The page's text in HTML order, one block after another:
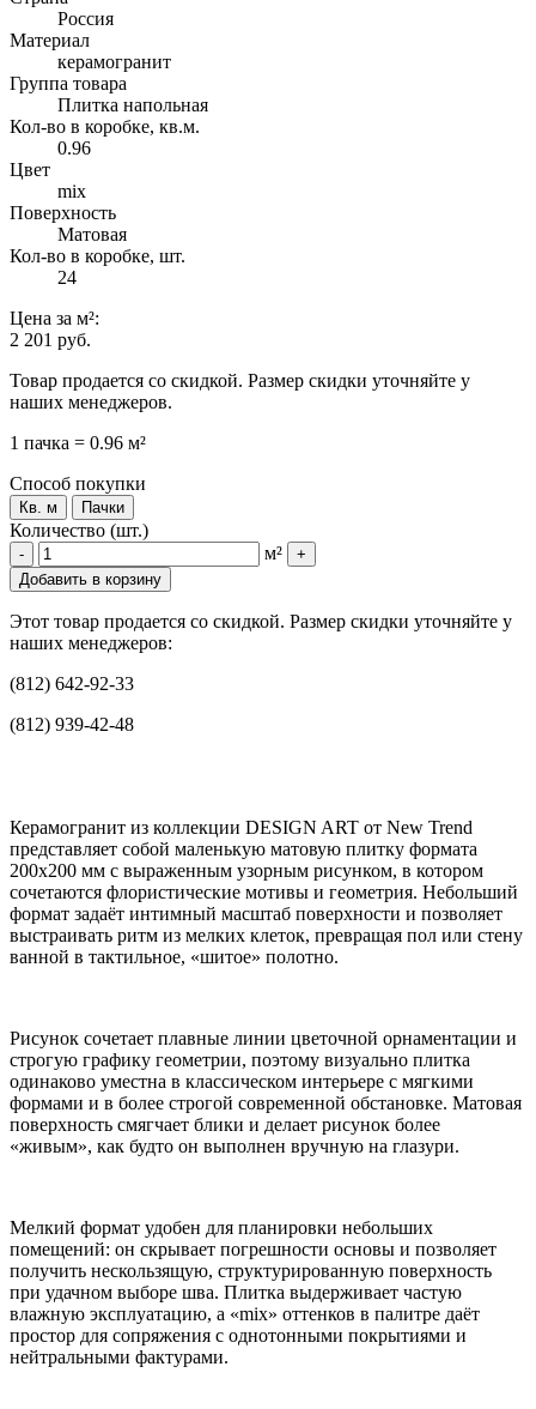
Россия
Материал
керамогранит
Группа товара
Плитка напольная
Кол-во в коробке, кв.м.
0.96
Цвет
mix
Поверхность
Матовая
Кол-во в коробке, шт.
24
Цена за м²:
2 201 руб.
Товар продается со скидкой. Размер скидки уточняйте у
наших менеджеров.
1 пачка = 0.96 м²
Способ покупки
Кв. м Пачки
Количество (шт.)
- м²
+
Добавить в корзину
Этот товар продается со скидкой. Размер скидки уточняйте у
наших менеджеров:
(812) 642-92-33
(812) 939-42-48
Керамогранит из коллекции DESIGN ART от New Trend
представляет собой маленькую матовую плитку формата
200x200 мм с выраженным узорным рисунком, в котором
сочетаются флористические мотивы и геометрия. Небольший
формат задаёт интимный масштаб поверхности и позволяет
выстраивать ритм из мелких клеток, превращая пол или стену
ванной в тактильное, «шитое» полотно.
Рисунок сочетает плавные линии цветочной орнаментации и
строгую графику геометрии, поэтому визуально плитка
одинаково уместна в классическом интерьере с мягкими
формами и в более строгой современной обстановке. Матовая
поверхность смягчает блики и делает рисунок более
«живым», как будто он выполнен вручную на глазури.
Мелкий формат удобен для планировки небольших
помещений: он скрывает погрешности основы и позволяет
получить нескользящую, структурированную поверхность
при удачном выборе шва. Плитка выдерживает частую
влажную эксплуатацию, а «mix» оттенков в палитре даёт
простор для сопряжения с однотонными покрытиями и
нейтральными фактурами.